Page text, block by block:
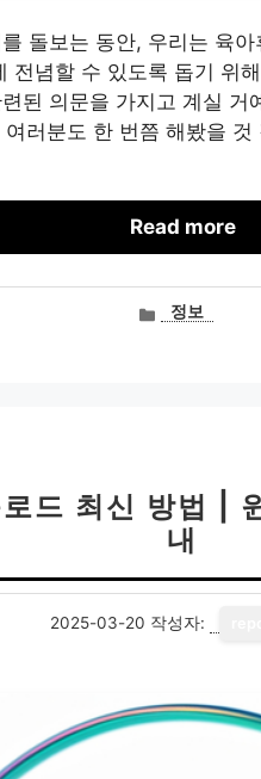
돌보는 동안, 우리는 육
전념할 수 있도록 돕기 위
된 의문을 가지고 계실 거
여러분도 한 번쯤 해봤을
Read more
카정보
드 최신 방법 |
내
2025-03-20 작성자: